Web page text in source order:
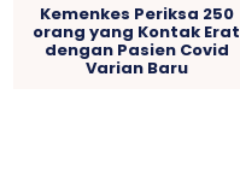
Kemenkes Periksa 250
orang yang Kontak Erat
dengan Pasien Covid
Varian Baru